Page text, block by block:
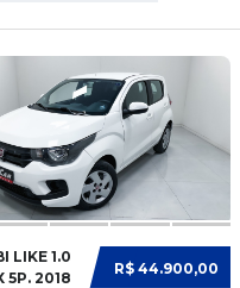
R$ 44.900,00
LIKE 1.0
5P. 2018